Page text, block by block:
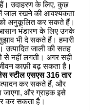
उदाहरण के लिए, कुछ
जाल रखने की आवश्यकता
अनुकूलित कर सकते हैं।
भंडारण के लिए उनके
भी दे सकते हैं। हमारी
उत्पादित जाली की सतह
से नहीं लगती। अगर सही
काफ़ी बढ़ सकता है।
स्टील एसएस 316 तार
कर सकते हैं, और
और ग्राहक इसे
कर सकता है।